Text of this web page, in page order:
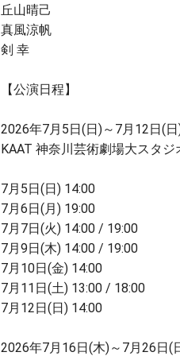
丘山晴己
真風涼帆
剣 幸
【公演日程】
2026年7月5日(日)～7月12日(
KAAT 神奈川芸術劇場大スタジ
7月5日(日) 14:00
7月6日(月) 19:00
7月7日(火) 14:00 / 19:00
7月9日(木) 14:00 / 19:00
7月10日(金) 14:00
7月11日(土) 13:00 / 18:00
7月12日(日) 14:00
2026年7月16日(木)～7月26日(